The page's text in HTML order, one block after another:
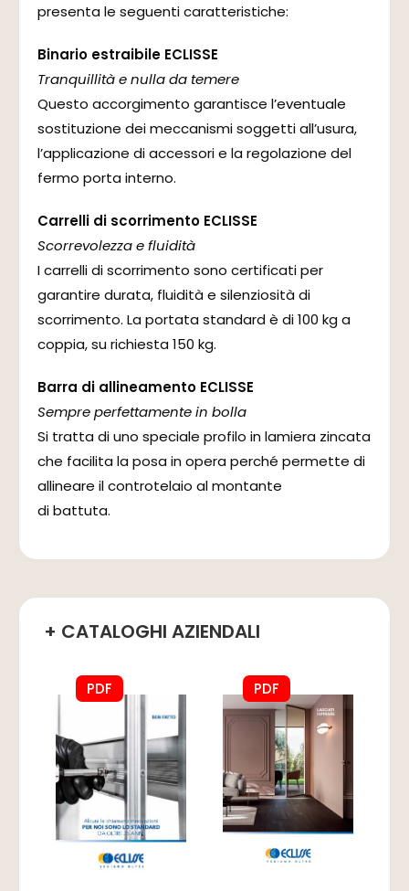
presenta le seguenti caratteristiche:
Binario estraibile ECLISSE
Tranquillità e nulla da temere
Questo accorgimento garantisce l’eventuale
sostituzione dei meccanismi soggetti all’usura,
l’applicazione di accessori e la regolazione del
fermo porta interno.
Carrelli di scorrimento ECLISSE
Scorrevolezza e fluidità
I carrelli di scorrimento sono certificati per
garantire durata, fluidità e silenziosità di
scorrimento. La portata standard è di 100 kg a
coppia, su richiesta 150 kg.
Barra di allineamento ECLISSE
Sempre perfettamente in bolla
Si tratta di uno speciale profilo in lamiera zincata
che facilita la posa in opera perché permette di
allineare il controtelaio al montante
di battuta.
+ CATALOGHI AZIENDALI
PDF PDF